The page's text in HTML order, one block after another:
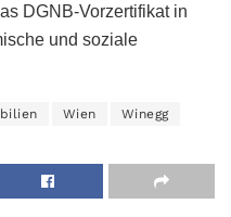
DGNB-Vorzertifikat in
und soziale
Wien Winegg